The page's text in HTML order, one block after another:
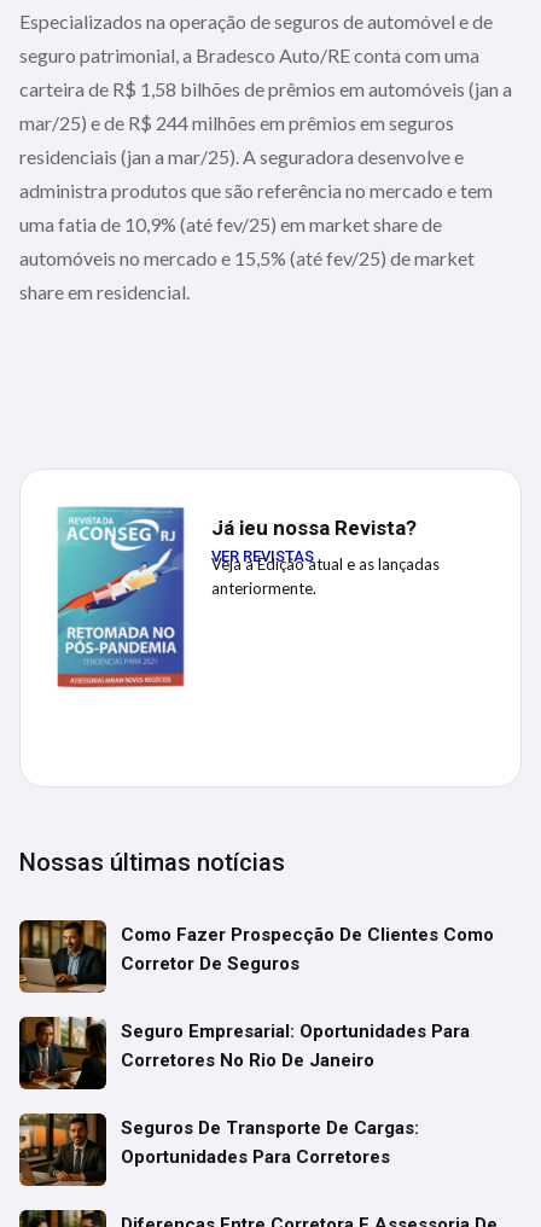
Especializados na operação de seguros de automóvel e de
seguro patrimonial, a Bradesco Auto/RE conta com uma
carteira de R$ 1,58 bilhões de prêmios em automóveis (jan a
mar/25) e de R$ 244 milhões em prêmios em seguros
residenciais (jan a mar/25). A seguradora desenvolve e
administra produtos que são referência no mercado e tem
uma fatia de 10,9% (até fev/25) em market share de
automóveis no mercado e 15,5% (até fev/25) de market
share em residencial.
Já leu nossa Revista?
Veja a Edição atual e as lançadas
anteriormente.
VER REVISTAS
Nossas últimas notícias
Como Fazer Prospecção De Clientes Como
Corretor De Seguros
Seguro Empresarial: Oportunidades Para
Corretores No Rio De Janeiro
Seguros De Transporte De Cargas:
Oportunidades Para Corretores